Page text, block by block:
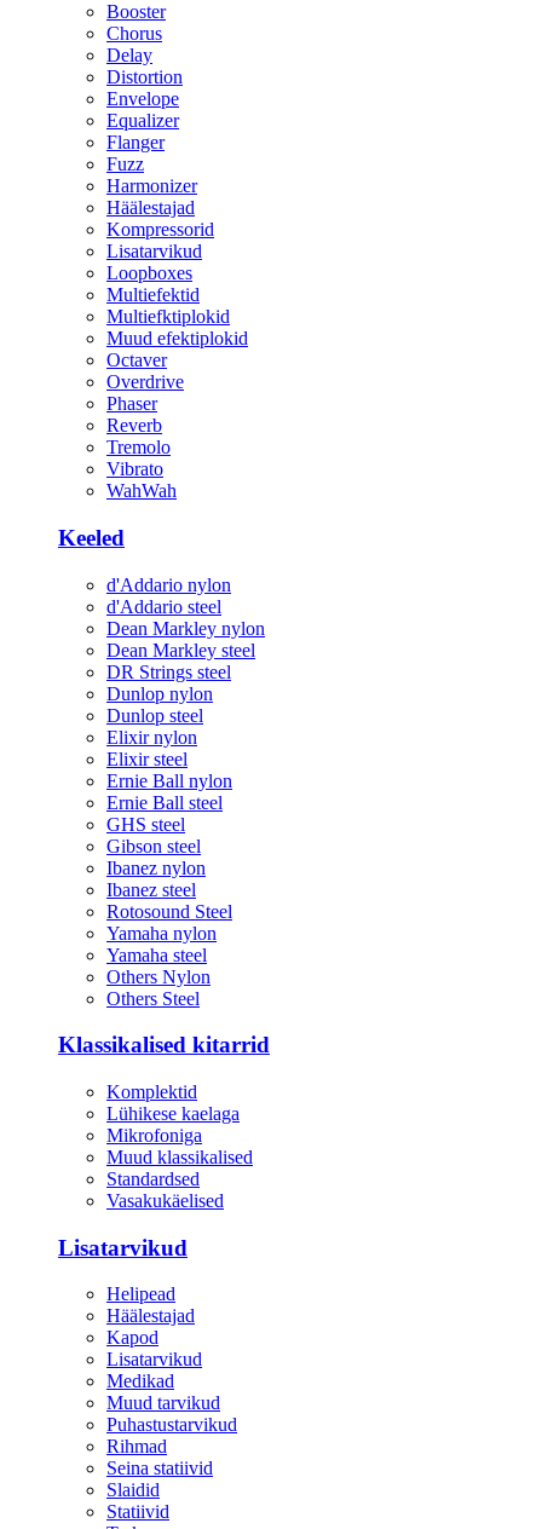
Booster
Chorus
Delay
Distortion
Envelope
Equalizer
Flanger
Fuzz
Harmonizer
Häälestajad
Kompressorid
Lisatarvikud
Loopboxes
Multiefektid
Multiefktiplokid
Muud efektiplokid
Octaver
Overdrive
Phaser
Reverb
Tremolo
Vibrato
WahWah
Keeled
d'Addario nylon
d'Addario steel
Dean Markley nylon
Dean Markley steel
DR Strings steel
Dunlop nylon
Dunlop steel
Elixir nylon
Elixir steel
Ernie Ball nylon
Ernie Ball steel
GHS steel
Gibson steel
Ibanez nylon
Ibanez steel
Rotosound Steel
Yamaha nylon
Yamaha steel
Others Nylon
Others Steel
Klassikalised kitarrid
Komplektid
Lühikese kaelaga
Mikrofoniga
Muud klassikalised
Standardsed
Vasakukäelised
Lisatarvikud
Helipead
Häälestajad
Kapod
Lisatarvikud
Medikad
Muud tarvikud
Puhastustarvikud
Rihmad
Seina statiivid
Slaidid
Statiivid